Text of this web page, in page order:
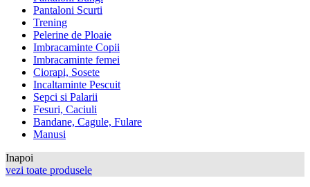
Pantaloni Scurti
Trening
Pelerine de Ploaie
Imbracaminte Copii
Imbracaminte femei
Ciorapi, Sosete
Incaltaminte Pescuit
Sepci si Palarii
Fesuri, Caciuli
Bandane, Cagule, Fulare
Manusi
Inapoi
vezi toate produsele